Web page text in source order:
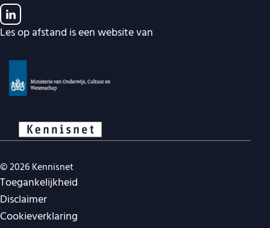
Les op afstand is een website van
© 2026 Kennisnet
Juridische navigatie
Toegankelijkheid
Disclaimer
Cookieverklaring